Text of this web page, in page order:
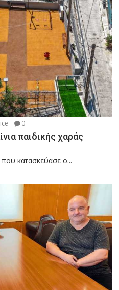
0
παιδικής χαράς
που κατασκεύασε ο...